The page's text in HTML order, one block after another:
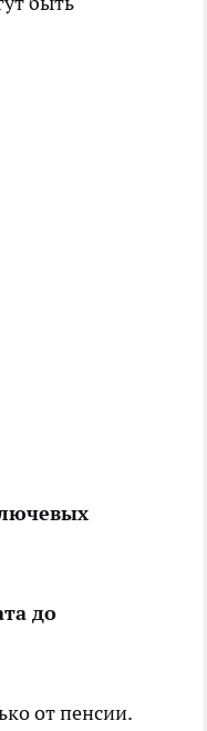
до
от пенсии.